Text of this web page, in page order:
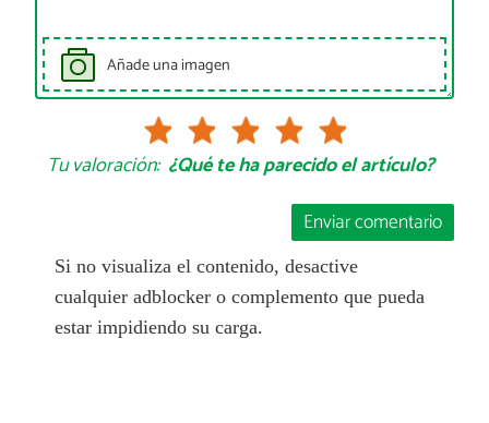
Añade una imagen
Tu valoración: ¿Qué te ha parecido el artículo?
Enviar comentario
Si no visualiza el contenido, desactive
cualquier adblocker o complemento que pueda
estar impidiendo su carga.